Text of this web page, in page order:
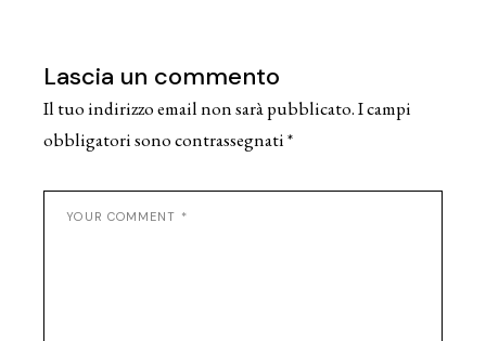
Lascia un commento
Il tuo indirizzo email non sarà pubblicato.I campi
obbligatori sono contrassegnati*